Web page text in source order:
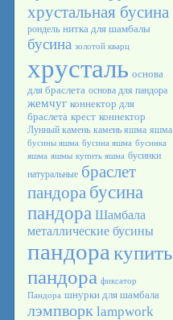
хрустальная бусина
рондель нитка для шамбалы
бусина золотой кварц
хрусталь основа
для браслета основа для пандора
жемчуг коннектор для
браслета крест коннектор
Лунный камень камень яшма яшма
бусины яшма бусина яшма бусинка
яшма яшмы купить яшма бусинки
натуральные браслет
пандора бусина
пандора Шамбала
металлические бусины
пандора купить
пандора фиксатор
Пандора шнурки для шамбала
лэмпворк lampwork